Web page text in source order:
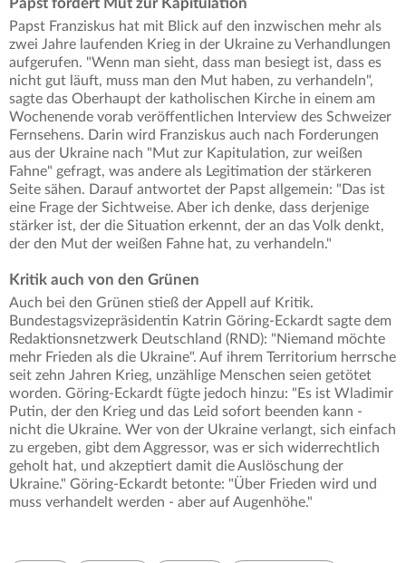
Papst fordert Mut zur Kapitulation
Papst Franziskus hat mit Blick auf den inzwischen mehr als
zwei Jahre laufenden Krieg in der Ukraine zu Verhandlungen
aufgerufen. "Wenn man sieht, dass man besiegt ist, dass es
nicht gut läuft, muss man den Mut haben, zu verhandeln",
sagte das Oberhaupt der katholischen Kirche in einem am
Wochenende vorab veröffentlichen Interview des Schweizer
Fernsehens. Darin wird Franziskus auch nach Forderungen
aus der Ukraine nach "Mut zur Kapitulation, zur weißen
Fahne" gefragt, was andere als Legitimation der stärkeren
Seite sähen. Darauf antwortet der Papst allgemein: "Das ist
eine Frage der Sichtweise. Aber ich denke, dass derjenige
stärker ist, der die Situation erkennt, der an das Volk denkt,
der den Mut der weißen Fahne hat, zu verhandeln."
Kritik auch von den Grünen
Auch bei den Grünen stieß der Appell auf Kritik.
Bundestagsvizepräsidentin Katrin Göring-Eckardt sagte dem
Redaktionsnetzwerk Deutschland (RND): "Niemand möchte
mehr Frieden als die Ukraine". Auf ihrem Territorium herrsche
seit zehn Jahren Krieg, unzählige Menschen seien getötet
worden. Göring-Eckardt fügte jedoch hinzu: "Es ist Wladimir
Putin, der den Krieg und das Leid sofort beenden kann -
nicht die Ukraine. Wer von der Ukraine verlangt, sich einfach
zu ergeben, gibt dem Aggressor, was er sich widerrechtlich
geholt hat, und akzeptiert damit die Auslöschung der
Ukraine." Göring-Eckardt betonte: "Über Frieden wird und
muss verhandelt werden - aber auf Augenhöhe."